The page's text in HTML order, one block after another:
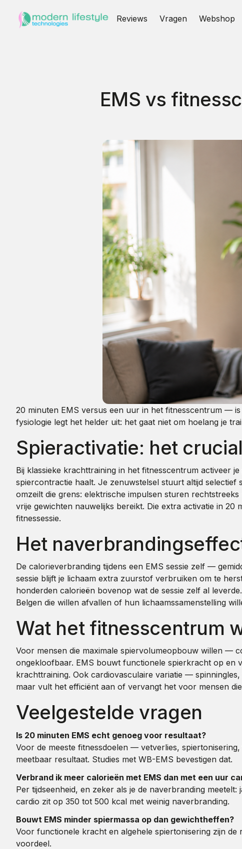
Reviews Vragen Webshop
EMS vs
20 minuten EMS versus een uur in het fitnesscentrum —
fysiologie legt het helder uit: het gaat niet om hoelang je
Spieractivatie: het
Bij klassieke krachttraining in het fitnesscentrum activeer
spiercontractie haalt. Je zenuwstelsel stuurt altijd selectief
omzeilt die grens: elektrische impulsen sturen
vrije gewichten nauwelijks bereikt. Die extra activatie in
fitnessessie.
Het
De calorieverbranding tijdens een EMS sessie zelf —
sessie blijft je lichaam extra zuurstof verbruiken om te
honderden calorieën bovenop wat de sessie zelf al
Belgen die willen afvallen of hun lichaamssamenstelling
Wat het fitnesscentrum
Voor mensen die maximale spiervolumeopbouw willen —
ongekloofbaar. EMS bouwt functionele spierkracht op en
krachttraining. Ook cardiovasculaire variatie —
maar vult het efficiënt aan of vervangt het voor mensen
Veelgestelde vragen
Is 20 minuten EMS echt genoeg voor resultaat?
Voor de meeste fitnessdoelen — vetverlies,
meetbaar resultaat. Studies met WB-EMS bevestigen dat.
Verbrand ik meer calorieën met EMS dan met een uur
Per tijdseenheid, en zeker als je de naverbranding
cardio zit op 350 tot 500 kcal met weinig naverbranding.
Bouwt EMS minder spiermassa op dan gewichtheffen?
Voor functionele kracht en algehele spiertonisering zijn
voordeel.